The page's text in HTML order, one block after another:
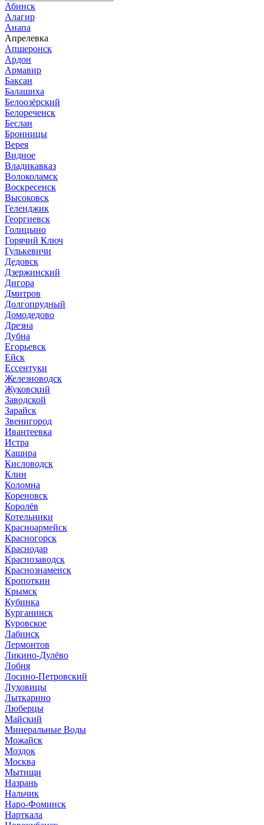
Абинск
Алагир
Анапа
Апрелевка
Апшеронск
Ардон
Армавир
Баксан
Балашиха
Белоозёрский
Белореченск
Беслан
Бронницы
Верея
Видное
Владикавказ
Волоколамск
Воскресенск
Высоковск
Геленджик
Георгиевск
Голицыно
Горячий Ключ
Гулькевичи
Дедовск
Дзержинский
Дигора
Дмитров
Долгопрудный
Домодедово
Дрезна
Дубна
Егорьевск
Ейск
Ессентуки
Железноводск
Жуковский
Заводской
Зарайск
Звенигород
Ивантеевка
Истра
Кашира
Кисловодск
Клин
Коломна
Кореновск
Королёв
Котельники
Красноармейск
Красногорск
Краснодар
Краснозаводск
Краснознаменск
Кропоткин
Крымск
Кубинка
Курганинск
Куровское
Лабинск
Лермонтов
Ликино-Дулёво
Лобня
Лосино-Петровский
Луховицы
Лыткарино
Люберцы
Майский
Минеральные Воды
Можайск
Моздок
Москва
Мытищи
Назрань
Нальчик
Наро-Фоминск
Нарткала